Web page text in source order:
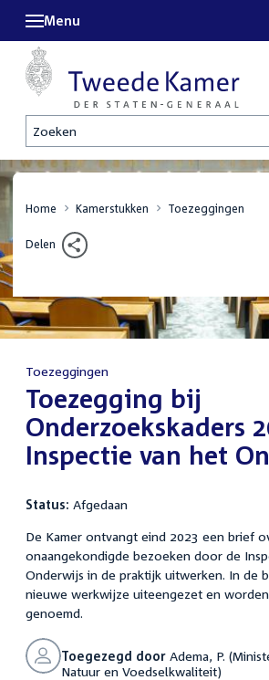
Zoeken
Menu
Home Kamerstukken Toezeggingen
Delen
Toezeggingen
:Toezegging bij
Onderzoekskaders
Inspectie van het
Status: Afgedaan
De Kamer ontvangt eind 2023 een brief
onaangekondigde bezoeken door de
Onderwijs in de praktijk uitwerken. In de
nieuwe werkwijze uiteengezet en
genoemd.
Toegezegd doorAdema, P.
Natuur en Voedselkwaliteit)